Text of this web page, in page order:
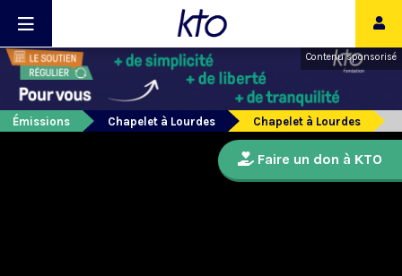
Contenu sponsorisé
Émissions Chapelet à Lourdes Chapelet à Lourdes
Faire un don à KTO